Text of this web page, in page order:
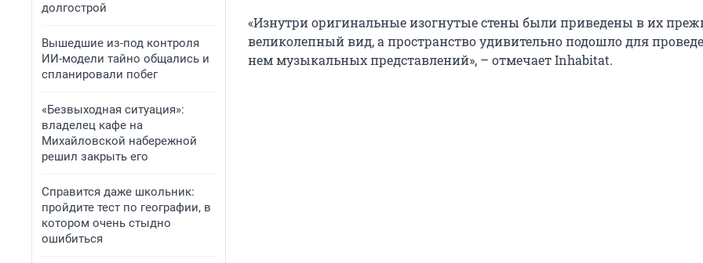
долгострой
Вышедшие из-под контроля
ИИ-модели тайно общались и
спланировали побег
«Безвыходная ситуация»:
владелец кафе на
Михайловской набережной
решил закрыть его
Справится даже школьник:
пройдите тест по географии, в
котором очень стыдно
ошибиться
«Изнутри оригинальные изогнутые стены были приведены в их
великолепный вид, а пространство удивительно подошло для
нем музыкальных представлений», – отмечает Inhabitat.